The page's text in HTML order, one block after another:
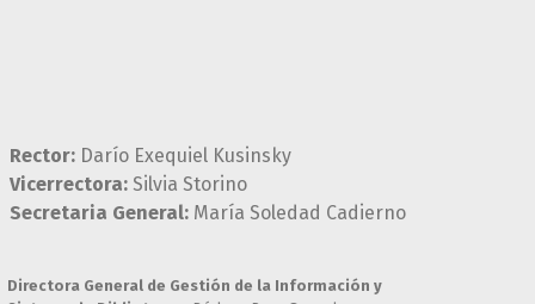
Rector: Darío Exequiel Kusinsky
Vicerrectora: Silvia Storino
Secretaria General: María Soledad Cadierno
Directora General de Gestión de la Información y